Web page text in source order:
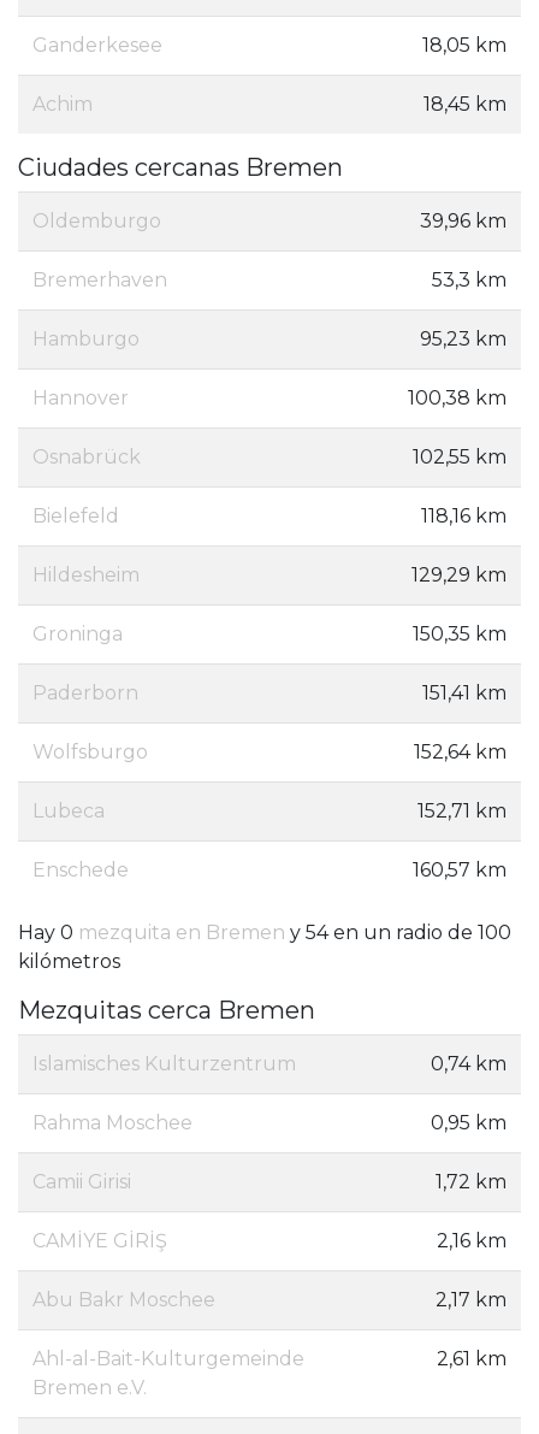
Ganderkesee 18,05 km
Achim 18,45 km
Ciudades cercanas Bremen
Oldemburgo 39,96 km
Bremerhaven 53,3 km
Hamburgo 95,23 km
Hannover 100,38 km
Osnabrück 102,55 km
Bielefeld 118,16 km
Hildesheim 129,29 km
Groninga 150,35 km
Paderborn 151,41 km
Wolfsburgo 152,64 km
Lubeca 152,71 km
Enschede 160,57 km
Hay 0 mezquita en Bremen y 54 en un radio de 100
kilómetros
Mezquitas cerca Bremen
Islamisches Kulturzentrum 0,74 km
Rahma Moschee 0,95 km
Camii Girisi 1,72 km
CAMİYE GİRİŞ 2,16 km
Abu Bakr Moschee 2,17 km
Ahl-al-Bait-Kulturgemeinde
Bremen e.V.
2,61 km